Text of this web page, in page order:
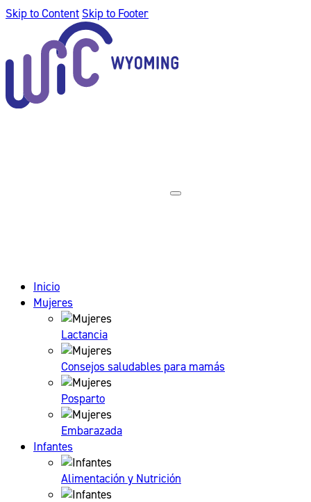
Skip to Content Skip to Footer
Inicio
Mujeres
Lactancia
Consejos saludables para mamás
Posparto
Embarazada
Infantes
Alimentación y Nutrición